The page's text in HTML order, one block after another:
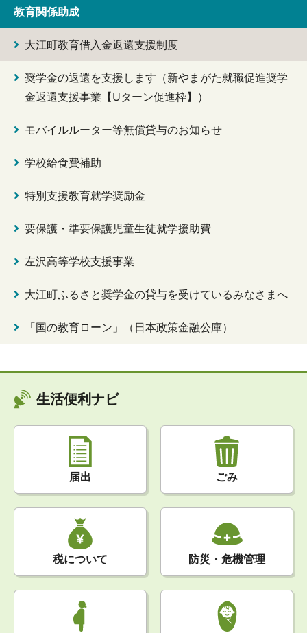
教育関係助成
大江町教育借入金返還支援制度
奨学金の返還を支援します（新やまがた就職促進奨学
金返還支援事業【Uターン促進枠】）
モバイルルーター等無償貸与のお知らせ
学校給食費補助
特別支援教育就学奨励金
要保護・準要保護児童生徒就学援助費
左沢高等学校支援事業
大江町ふるさと奨学金の貸与を受けているみなさまへ
「国の教育ローン」（日本政策金融公庫）
生活便利ナビ
届出 ごみ
税について 防災・危機管理